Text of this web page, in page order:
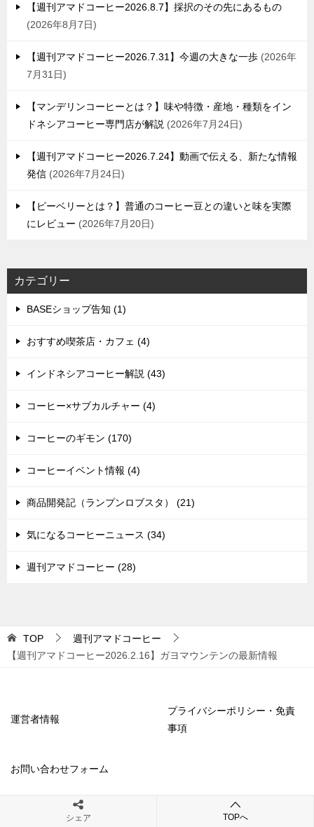
【週刊アマドコーヒー2026.8.7】採択のその先にあるもの
2026年8月7日
【週刊アマドコーヒー2026.7.31】今週の大きな一歩
2026年
7月31日
【マンデリンコーヒーとは？】味や特徴・産地・種類をイン
ドネシアコーヒー専門店が解説
2026年7月24日
【週刊アマドコーヒー2026.7.24】動画で伝える、新たな情報
発信
2026年7月24日
【ピーベリーとは？】普通のコーヒー豆との違いと味を実際
にレビュー
2026年7月20日
カテゴリー
BASEショップ告知 (1)
おすすめ喫茶店・カフェ (4)
インドネシアコーヒー解説 (43)
コーヒー×サブカルチャー (4)
コーヒーのギモン (170)
コーヒーイベント情報 (4)
商品開発記（ランプンロブスタ） (21)
気になるコーヒーニュース (34)
週刊アマドコーヒー (28)
TOP
週刊アマドコーヒー
【週刊アマドコーヒー2026.2.16】ガヨマウンテンの最新情報
運営者情報
プライバシーポリシー・免責
事項
お問い合わせフォーム
© 2024 アマドコーヒー【スマトラコーヒーを広めたい】
シェア TOPへ